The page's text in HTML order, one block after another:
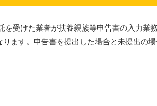
を受けた業者が扶養親族等申告書の入力業
ます。申告書を提出した場合と未提出の